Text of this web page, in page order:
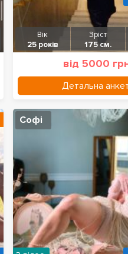
Вік
25 років
Зріст
175 см.
від 5000
Детальна
Софі